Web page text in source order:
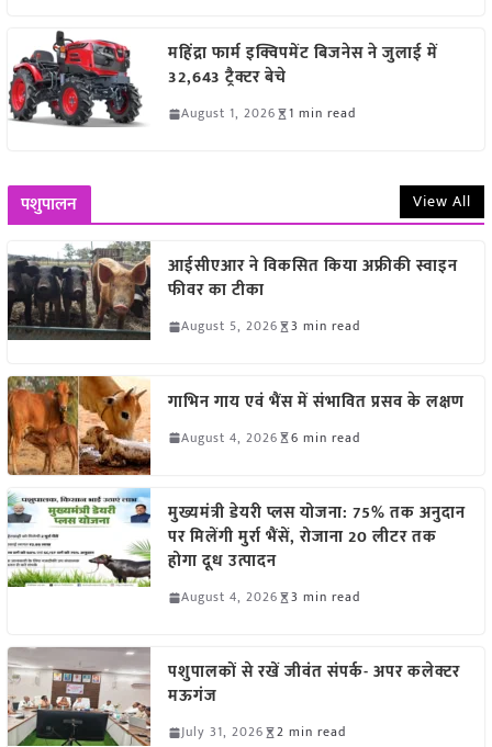
महिंद्रा फार्म इक्विपमेंट बिजनेस ने जुलाई में
32,643 ट्रैक्टर बेचे
August 1, 2026 1 min read
पशुपालन View All
आईसीएआर ने विकसित किया अफ्रीकी स्वाइन
फीवर का टीका
August 5, 2026 3 min read
गाभिन गाय एवं भैंस में संभावित प्रसव के लक्षण
August 4, 2026 6 min read
मुख्यमंत्री डेयरी प्लस योजना: 75% तक अनुदान
पर मिलेंगी मुर्रा भैंसें, रोजाना 20 लीटर तक
होगा दूध उत्पादन
August 4, 2026 3 min read
पशुपालकों से रखें जीवंत संपर्क- अपर कलेक्टर
मऊगंज
July 31, 2026 2 min read